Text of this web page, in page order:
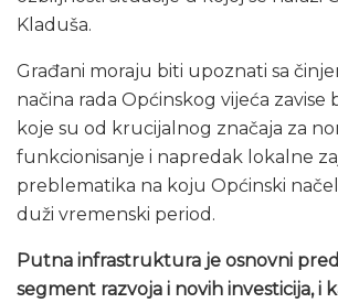
Kladuša.
Građani moraju biti upoznati sa
načina rada Općinskog vijeća zavise
koje su od krucijalnog značaja za
funkcionisanje i napredak lokalne
preblematika na koju Općinski
duži vremenski period.
Putna infrastruktura je osnovni
segment razvoja i novih investicija, i